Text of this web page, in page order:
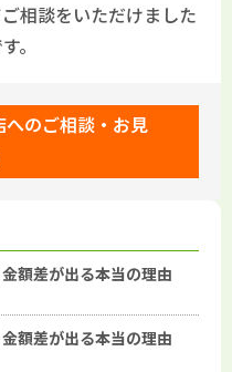
相談をいただけました
。
のご相談・お見
額差が出る本当の理由
額差が出る本当の理由